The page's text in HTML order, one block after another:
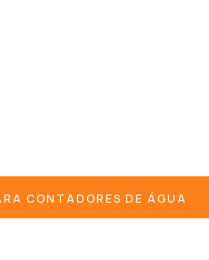
CONTADORES DE ÁGUA